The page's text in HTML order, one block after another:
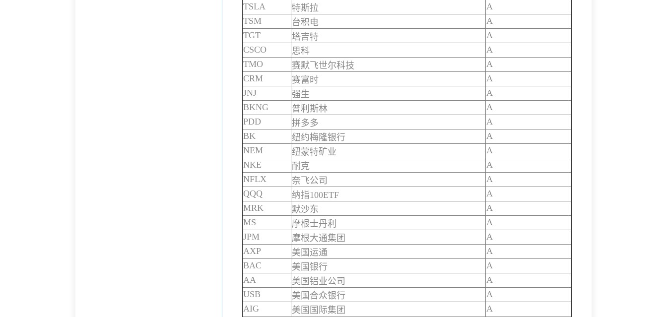
TSLA
特斯拉
A
TSM
台积电
A
TGT
塔吉特
A
CSCO
思科
A
TMO
赛默飞世尔科技
A
CRM
赛富时
A
JNJ
强生
A
BKNG
普利斯林
A
PDD
拼多多
A
BK
纽约梅隆银行
A
NEM
纽蒙特矿业
A
NKE
耐克
A
NFLX
奈飞公司
A
QQQ
纳指100ETF
A
MRK
默沙东
A
MS
摩根士丹利
A
JPM
摩根大通集团
A
AXP
美国运通
A
BAC
美国银行
A
AA
美国铝业公司
A
USB
美国合众银行
A
AIG
美国国际集团
A